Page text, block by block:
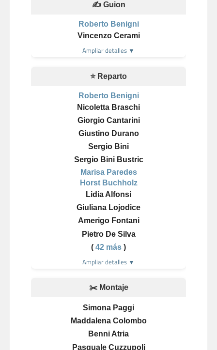
✍️ Guion
Roberto Benigni
Vincenzo Cerami
Ampliar detalles ▼
⭐ Reparto
Roberto Benigni
Nicoletta Braschi
Giorgio Cantarini
Giustino Durano
Sergio Bini
Sergio Bini Bustric
Marisa Paredes
Horst Buchholz
Lidia Alfonsi
Giuliana Lojodice
Amerigo Fontani
Pietro De Silva
( 42 más )
Ampliar detalles ▼
✂️ Montaje
Simona Paggi
Maddalena Colombo
Benni Atria
Pasquale Cuzzupoli